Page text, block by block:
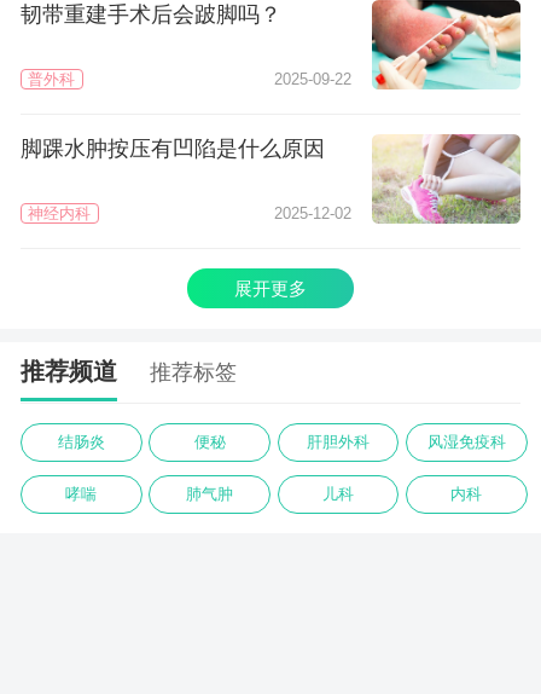
韧带重建手术后会跛脚吗？
普外科 2025-09-22
脚踝水肿按压有凹陷是什么原因
神经内科 2025-12-02
展开更多
推荐频道 推荐标签
结肠炎 便秘 肝胆外科 风湿免疫科
哮喘 肺气肿 儿科 内科